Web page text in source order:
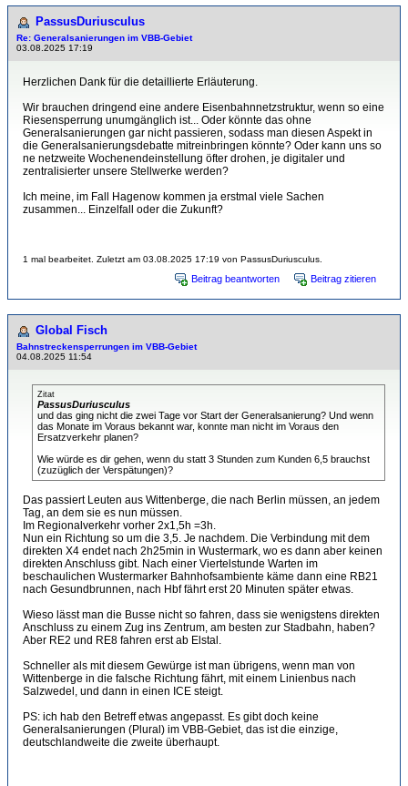
PassusDuriusculus
Re: Generalsanierungen im VBB-Gebiet
03.08.2025 17:19
Herzlichen Dank für die detaillierte Erläuterung.
Wir brauchen dringend eine andere Eisenbahnnetzstruktur, wenn so eine
Riesensperrung unumgänglich ist... Oder könnte das ohne
Generalsanierungen gar nicht passieren, sodass man diesen Aspekt in
die Generalsanierungsdebatte mitreinbringen könnte? Oder kann uns so
ne netzweite Wochenendeinstellung öfter drohen, je digitaler und
zentralisierter unsere Stellwerke werden?
Ich meine, im Fall Hagenow kommen ja erstmal viele Sachen
zusammen... Einzelfall oder die Zukunft?
1 mal bearbeitet. Zuletzt am 03.08.2025 17:19 von PassusDuriusculus.
Beitrag beantworten Beitrag zitieren
Global Fisch
Bahnstreckensperrungen im VBB-Gebiet
04.08.2025 11:54
Zitat
PassusDuriusculus
und das ging nicht die zwei Tage vor Start der Generalsanierung? Und wenn
das Monate im Voraus bekannt war, konnte man nicht im Voraus den
Ersatzverkehr planen?
Wie würde es dir gehen, wenn du statt 3 Stunden zum Kunden 6,5 brauchst
(zuzüglich der Verspätungen)?
Das passiert Leuten aus Wittenberge, die nach Berlin müssen, an jedem
Tag, an dem sie es nun müssen.
Im Regionalverkehr vorher 2x1,5h =3h.
Nun ein Richtung so um die 3,5. Je nachdem. Die Verbindung mit dem
direkten X4 endet nach 2h25min in Wustermark, wo es dann aber keinen
direkten Anschluss gibt. Nach einer Viertelstunde Warten im
beschaulichen Wustermarker Bahnhofsambiente käme dann eine RB21
nach Gesundbrunnen, nach Hbf fährt erst 20 Minuten später etwas.
Wieso lässt man die Busse nicht so fahren, dass sie wenigstens direkten
Anschluss zu einem Zug ins Zentrum, am besten zur Stadbahn, haben?
Aber RE2 und RE8 fahren erst ab Elstal.
Schneller als mit diesem Gewürge ist man übrigens, wenn man von
Wittenberge in die falsche Richtung fährt, mit einem Linienbus nach
Salzwedel, und dann in einen ICE steigt.
PS: ich hab den Betreff etwas angepasst. Es gibt doch keine
Generalsanierungen (Plural) im VBB-Gebiet, das ist die einzige,
deutschlandweite die zweite überhaupt.